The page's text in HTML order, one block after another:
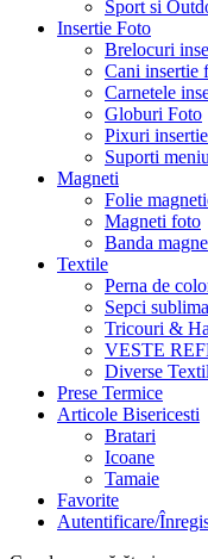
Sport si
Insertie Foto
Brelocuri
Cani insertie
Carnetele
Globuri Foto
Pixuri
Suporti
Magneti
Folie
Magneti foto
Banda
Textile
Perna de
Sepci
Tricouri &
VESTE
Diverse
Prese Termice
Articole Bisericesti
Bratari
Icoane
Tamaie
Favorite
Autentificare/